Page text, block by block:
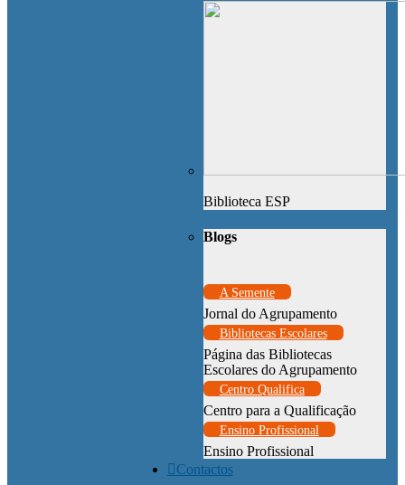
Biblioteca ESP
Blogs
A Semente
Jornal do Agrupamento
Bibliotecas Escolares
Página das Bibliotecas
Escolares do Agrupamento
Centro Qualifica
Centro para a Qualificação
Ensino Profissional
Ensino Profissional
Contactos